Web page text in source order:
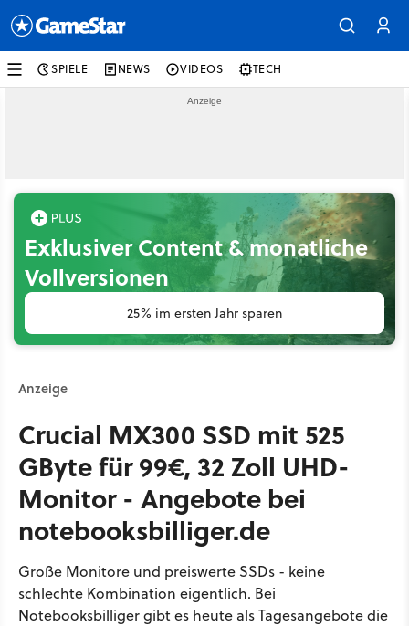
SPIELE NEWS VIDEOS TECH
Exklusiver Content & monatliche
Vollversionen
25% im ersten Jahr sparen
Anzeige
Crucial MX300 SSD mit 525
GByte für 99€, 32 Zoll UHD-
Monitor - Angebote bei
notebooksbilliger.de
Große Monitore und preiswerte SSDs - keine
schlechte Kombination eigentlich. Bei
Notebooksbilliger gibt es heute als Tagesangebote die